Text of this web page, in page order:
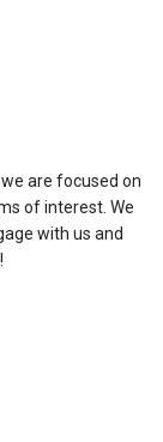
are focused on
of interest. We
with us and